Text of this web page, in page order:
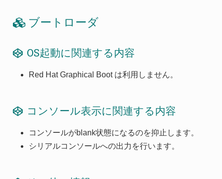
ブートローダ
OS起動に関連する内容
Red Hat Graphical Boot は利用しません。
コンソール表示に関連する内容
コンソールがblank状態になるのを抑止します。
シリアルコンソールへの出力を行います。